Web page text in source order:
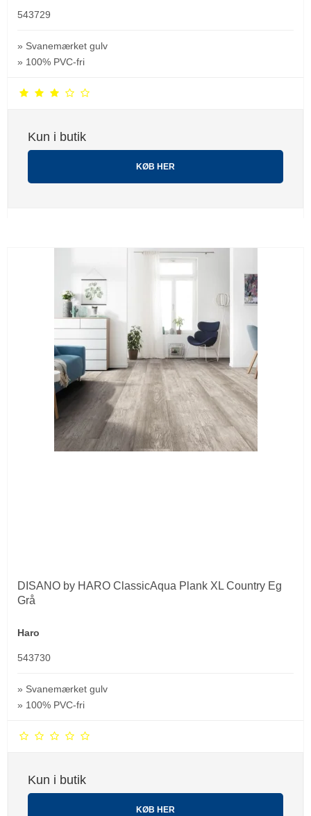
543729
» Svanemærket gulv
» 100% PVC-fri
Kun i butik
KØB HER
DISANO by HARO ClassicAqua Plank XL Country Eg
Grå
Haro
543730
» Svanemærket gulv
» 100% PVC-fri
Kun i butik
KØB HER